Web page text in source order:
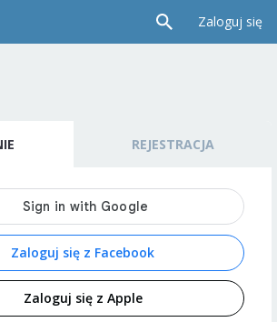
Zaloguj się
REJESTRACJA
Zaloguj się z Facebook
Zaloguj się z Apple